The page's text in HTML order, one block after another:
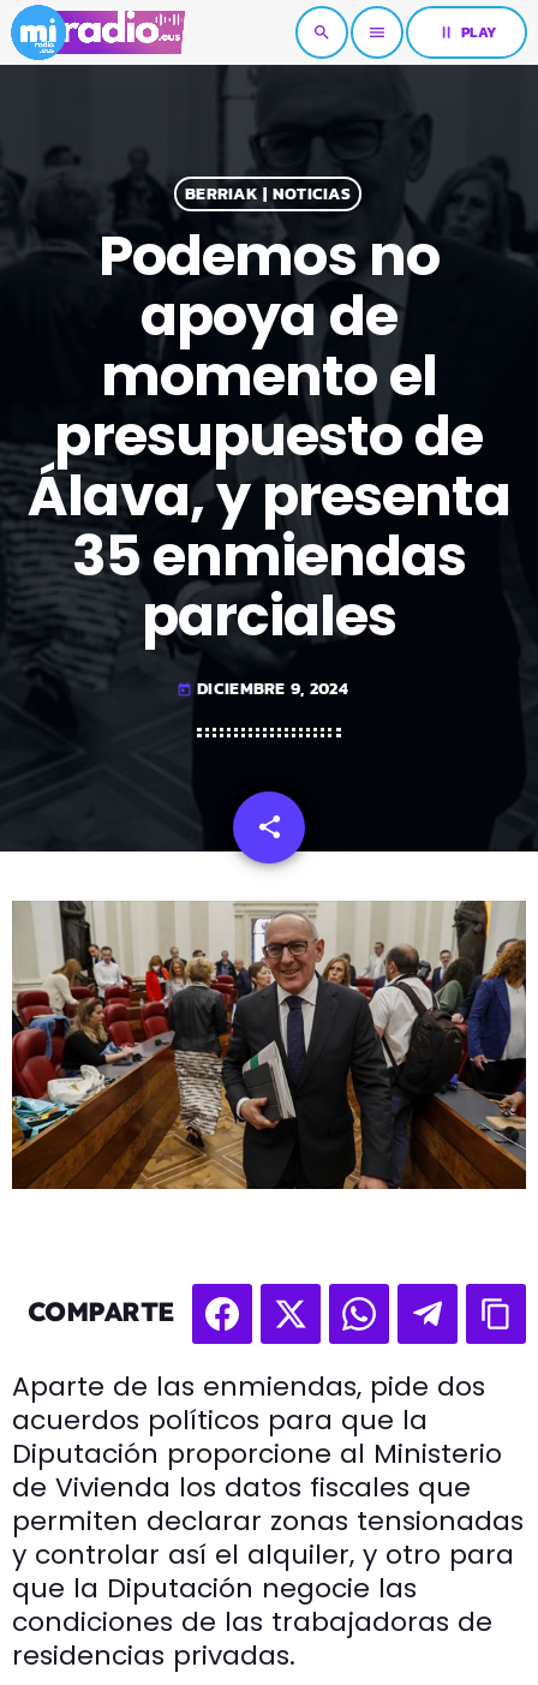
search menu pause PLAY
BERRIAK | NOTICIAS
Podemos no
apoya de
momento el
presupuesto de
Álava, y presenta
35 enmiendas
parciales
today DICIEMBRE 9, 2024
share
email
COMPARTE
Aparte de las enmiendas, pide dos
acuerdos políticos para que la
Diputación proporcione al Ministerio
de Vivienda los datos fiscales que
permiten declarar zonas tensionadas
y controlar así el alquiler, y otro para
que la Diputación negocie las
condiciones de las trabajadoras de
residencias privadas.